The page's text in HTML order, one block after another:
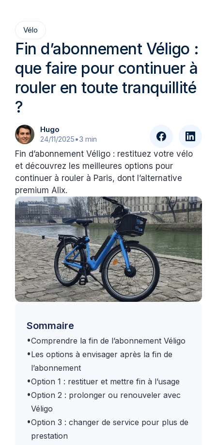
Vélo
Fin d’abonnement Véligo :
que faire pour continuer à
rouler en toute tranquillité
?
Hugo
24/11/2025•3 min
Fin d’abonnement Véligo : restituez votre vélo
et découvrez les meilleures options pour
continuer à rouler à Paris, dont l’alternative
premium Alix.
Sommaire
•Comprendre la fin de l’abonnement Véligo
•Les options à envisager après la fin de
l’abonnement
•Option 1 : restituer et mettre fin à l’usage
•Option 2 : prolonger ou renouveler avec
Véligo
•Option 3 : changer de service pour plus de
prestation